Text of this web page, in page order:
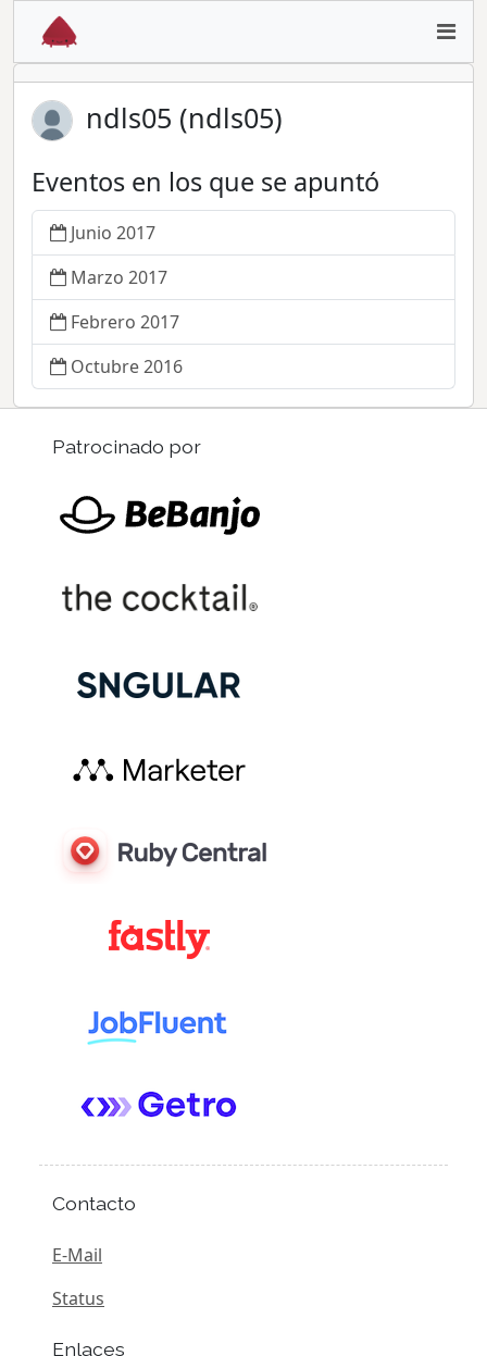
ndls05 (ndls05)
Eventos en los que se apuntó
Junio 2017
Marzo 2017
Febrero 2017
Octubre 2016
Patrocinado por
Contacto
E-Mail
Status
Enlaces